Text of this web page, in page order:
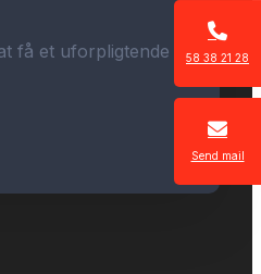
få et uforpligtende
58 38 21 28
Send mail